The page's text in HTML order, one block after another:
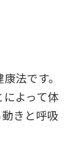
法です。
よって体
きと呼吸